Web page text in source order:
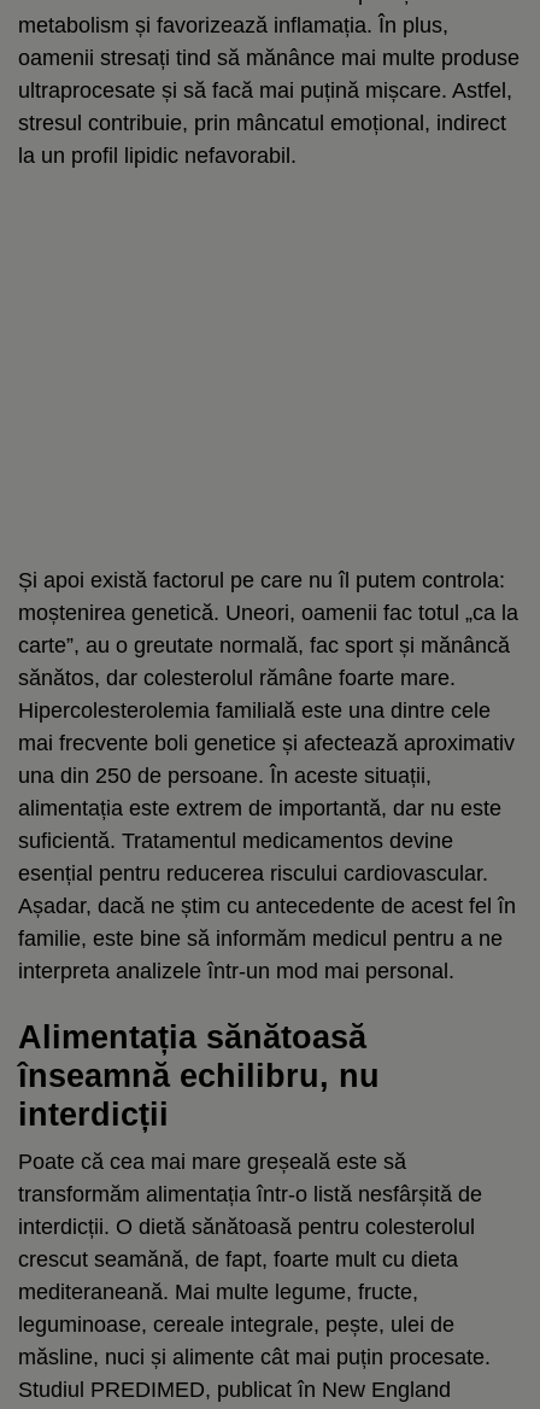
metabolism și favorizează inflamația. În plus,
oamenii stresați tind să mănânce mai multe produse
ultraprocesate și să facă mai puțină mișcare. Astfel,
stresul contribuie, prin mâncatul emoțional, indirect
la un profil lipidic nefavorabil.
Și apoi există factorul pe care nu îl putem controla:
moștenirea genetică. Uneori, oamenii fac totul „ca la
carte”, au o greutate normală, fac sport și mănâncă
sănătos, dar colesterolul rămâne foarte mare.
Hipercolesterolemia familială este una dintre cele
mai frecvente boli genetice și afectează aproximativ
una din 250 de persoane. În aceste situații,
alimentația este extrem de importantă, dar nu este
suficientă. Tratamentul medicamentos devine
esențial pentru reducerea riscului cardiovascular.
Așadar, dacă ne știm cu antecedente de acest fel în
familie, este bine să informăm medicul pentru a ne
interpreta analizele într-un mod mai personal.
Alimentația sănătoasă
înseamnă echilibru, nu
interdicții
Poate că cea mai mare greșeală este să
transformăm alimentația într-o listă nesfârșită de
interdicții. O dietă sănătoasă pentru colesterolul
crescut seamănă, de fapt, foarte mult cu dieta
mediteraneană. Mai multe legume, fructe,
leguminoase, cereale integrale, pește, ulei de
măsline, nuci și alimente cât mai puțin procesate.
Studiul PREDIMED, publicat în New England